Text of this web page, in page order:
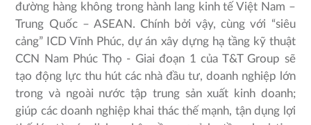
đường hàng không trong hành lang kinh tế Việt Nam –
Trung Quốc – ASEAN. Chính bởi vậy, cùng với “siêu
cảng” ICD Vĩnh Phúc, dự án xây dựng hạ tầng kỹ thuật
CCN Nam Phúc Thọ - Giai đoạn 1 của T&T Group sẽ
tạo động lực thu hút các nhà đầu tư, doanh nghiệp lớn
trong và ngoài nước tập trung sản xuất kinh doanh;
giúp các doanh nghiệp khai thác thế mạnh, tận dụng lợi